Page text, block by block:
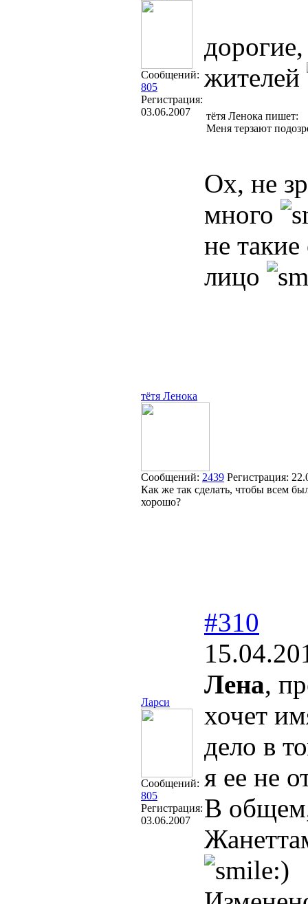
Сообщений:
805
Регистрация:
03.06.2007
жителей
тётя Ленока пишет:
Меня терзают
Ох, не
много
не
лицо
тётя Ленока
Сообщений: 2439 Регистрация:
Как же так сделать, чтобы всем
хорошо?
Ларси
Сообщений:
805
Регистрация:
03.06.2007
#310
Лена,
хочет
дело в
я ее не
В